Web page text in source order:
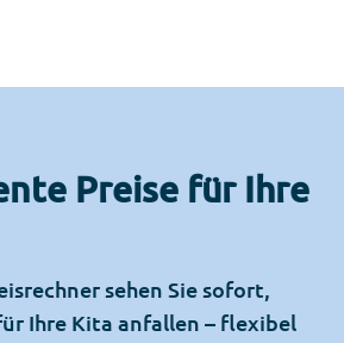
Preise für Ihre
sehen Sie sofort,
Ihre Kita anfallen – flexibel